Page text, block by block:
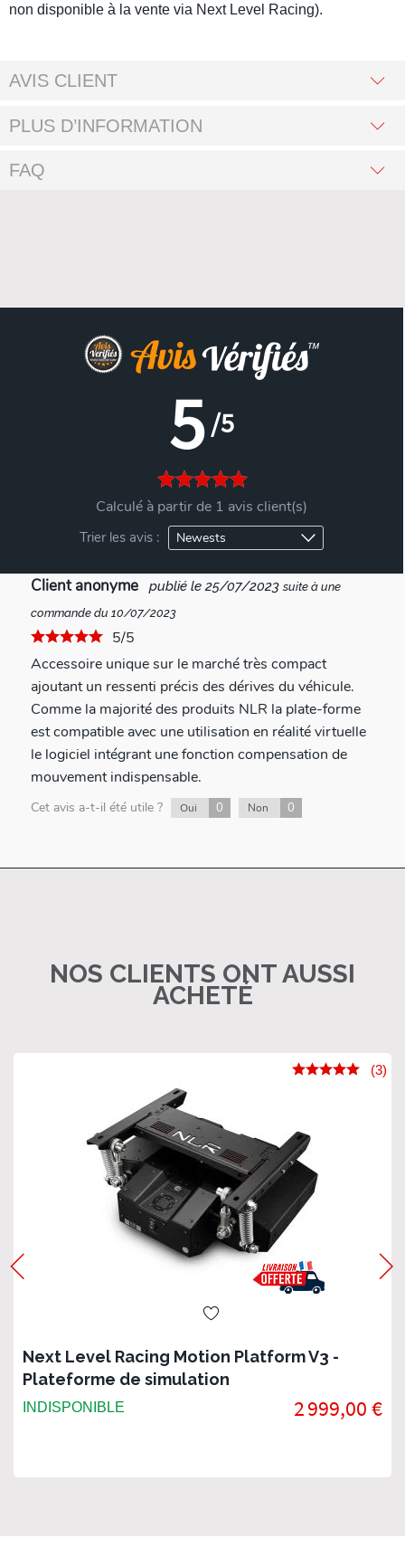
non disponible à la vente via Next Level Racing).
AVIS CLIENT
PLUS D’INFORMATION
FAQ
5/5
Calculé à partir de 1 avis client(s)
Trier les avis :
Client anonyme publié le 25/07/2023 suite à une
commande du 10/07/2023
5/5
Accessoire unique sur le marché très compact
ajoutant un ressenti précis des dérives du véhicule.
Comme la majorité des produits NLR la plate-forme
est compatible avec une utilisation en réalité virtuelle
le logiciel intégrant une fonction compensation de
mouvement indispensable.
Cet avis a-t-il été utile ? Oui 0 Non 0
NOS CLIENTS ONT AUSSI
ACHETÉ
Next Level Racing Motion Platform V3 -
Plateforme de simulation
(3)
INDISPONIBLE 2 999,00 €